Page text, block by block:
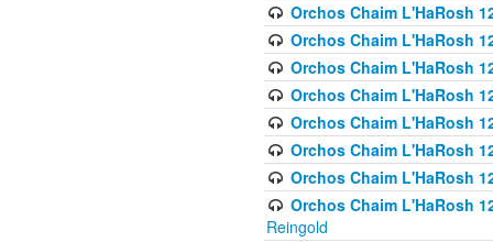
Orchos Chaim L'HaRosh
Orchos Chaim L'HaRosh
Orchos Chaim L'HaRosh
Orchos Chaim L'HaRosh
Orchos Chaim L'HaRosh
Orchos Chaim L'HaRosh
Orchos Chaim L'HaRosh
Orchos Chaim L'HaRosh
Reingold